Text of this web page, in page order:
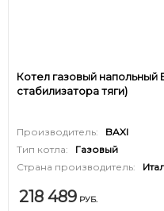
Котел газовый напольный
стабилизатора тяги)
Производитель:
BAXI
Тип котла:
Газовый
Страна производитель:
218 489 РУБ.